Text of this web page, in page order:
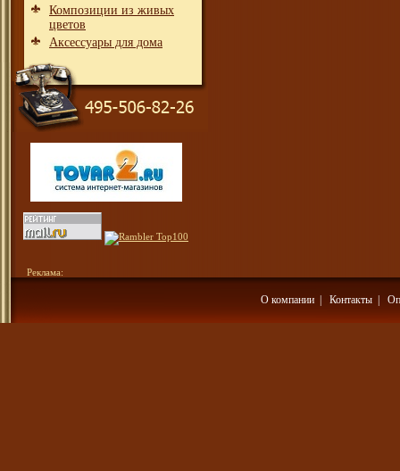
Композиции из живых
цветов
Аксессуары для дома
Реклама:
О компании Контакты